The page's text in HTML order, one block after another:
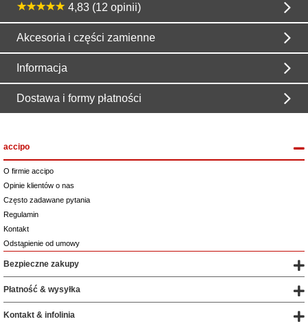
4,83 (12 opinii)
Akcesoria i części zamienne
Informacja
Dostawa i formy płatności
accipo
O firmie accipo
Opinie klientów o nas
Często zadawane pytania
Regulamin
Kontakt
Odstąpienie od umowy
Bezpieczne zakupy
Płatność & wysyłka
Kontakt & infolinia